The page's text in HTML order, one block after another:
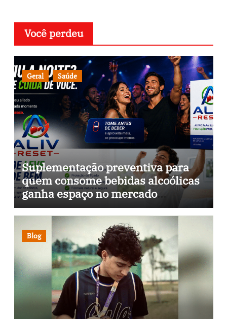
Você perdeu
Geral Saúde
Suplementação preventiva para
quem consome bebidas alcoólicas
ganha espaço no mercado
brasileiro
Blog